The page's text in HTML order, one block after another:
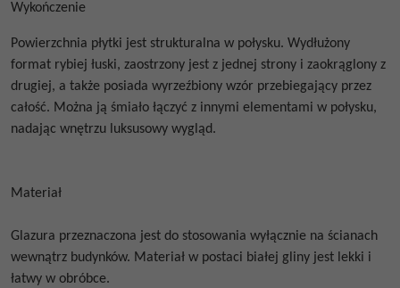
Wykończenie
Powierzchnia płytki jest strukturalna w połysku. Wydłużony
format rybiej łuski, zaostrzony jest z jednej strony i zaokrąglony z
drugiej, a także posiada wyrzeźbiony wzór przebiegający przez
całość. Można ją śmiało łączyć z innymi elementami w połysku,
nadając wnętrzu luksusowy wygląd.
Materiał
Glazura przeznaczona jest do stosowania wyłącznie na ścianach
wewnątrz budynków. Materiał w postaci białej gliny jest lekki i
łatwy w obróbce.